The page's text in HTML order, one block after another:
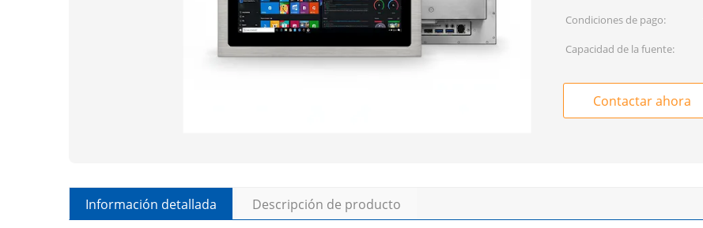
Condiciones de pago:
Capacidad de la fuente:
Contactar ahora
Información detallada Descripción de producto